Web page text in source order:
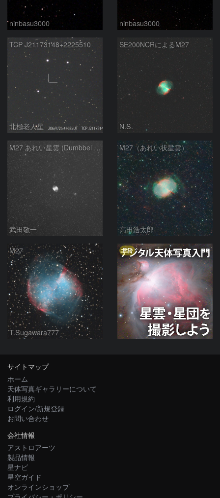
ninbasu3000 ninbasu3000
TCP J21173148+2225510
北極老人星
SE200NCRによるM27
N.S.
M27 あれい星雲 (Dumbbel Nebura/Apple Core Nebula)
武田敬一
M27（あれい状星雲）
高田浩太郎
M27
T.Sugawara777
PR
サイトマップ
ホーム
天体写真ギャラリーについて
利用規約
ログイン/新規登録
お問い合わせ
会社情報
アストロアーツ
製品情報
星ナビ
星空ガイド
オンラインショップ